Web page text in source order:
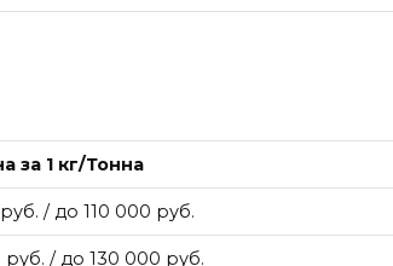
за 1 кг/Тонна
/ до 110 000 руб.
руб. / до 130 000 руб.